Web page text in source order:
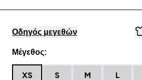
Οδηγός μεγεθών
Μέγεθος:
XS S M L